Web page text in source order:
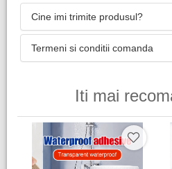
Cine imi trimite produsul?
Termeni si conditii comanda
Iti mai